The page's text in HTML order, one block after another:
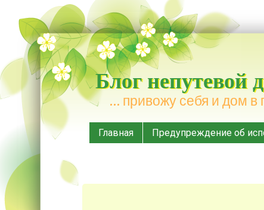
Блог непутевой
… привожу себя и дом в
Меню
Наверх
Главная Предупреждение об